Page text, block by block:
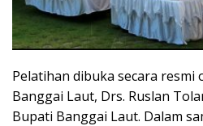
Pelatihan dibuka secara resmi
Banggai Laut, Drs. Ruslan
Bupati Banggai Laut. Dalam